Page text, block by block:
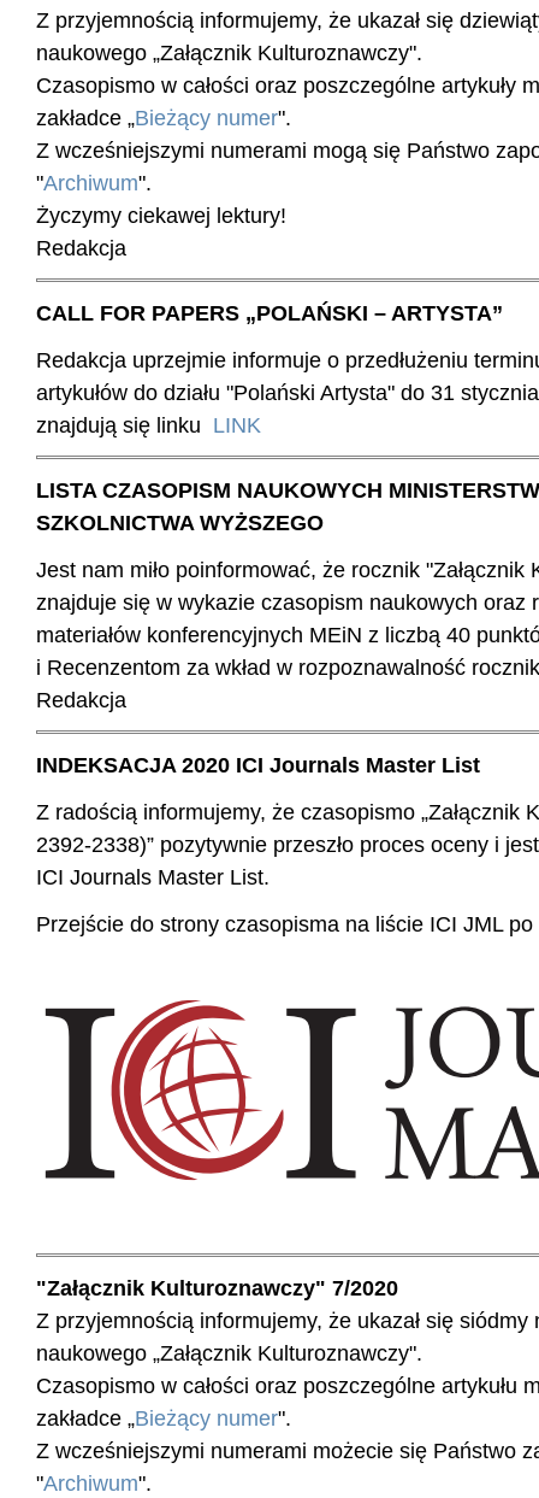
Z przyjemnością informujemy, że ukazał się
naukowego „Załącznik Kulturoznawczy".
Czasopismo w całości oraz poszczególne artykuły
zakładce „Bieżący numer".
Z wcześniejszymi numerami mogą się Państwo
"Archiwum".
Życzymy ciekawej lektury!
Redakcja
CALL FOR PAPERS „POLAŃSKI – ARTYSTA”
Redakcja uprzejmie informuje o przedłużeniu
artykułów do działu "Polański Artysta" do 31
znajdują się linku LINK
LISTA CZASOPISM NAUKOWYCH
SZKOLNICTWA WYŻSZEGO
Jest nam miło poinformować, że rocznik "Załącznik
znajduje się w wykazie czasopism naukowych oraz
materiałów konferencyjnych MEiN z liczbą 40
i Recenzentom za wkład w rozpoznawalność
Redakcja
INDEKSACJA 2020 ICI Journals Master List
Z radością informujemy, że czasopismo „Załącznik
2392-2338)” pozytywnie przeszło proces oceny i
ICI Journals Master List.
Przejście do strony czasopisma na liście ICI JML
"Załącznik Kulturoznawczy" 7/2020
Z przyjemnością informujemy, że ukazał się siódmy
naukowego „Załącznik Kulturoznawczy".
Czasopismo w całości oraz poszczególne artykułu
zakładce „Bieżący numer".
Z wcześniejszymi numerami możecie się Państwo
"Archiwum".